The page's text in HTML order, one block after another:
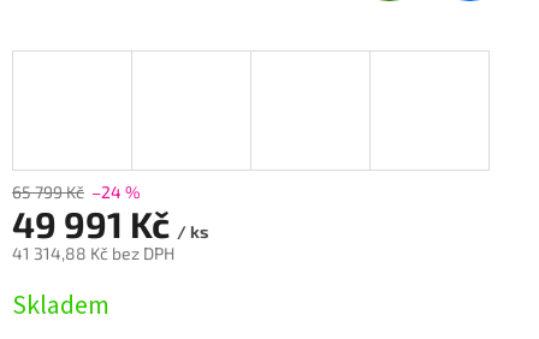
A
65 799 Kč –24 %
49 991 Kč / ks
41 314,88 Kč bez DPH
cena:
Skladem